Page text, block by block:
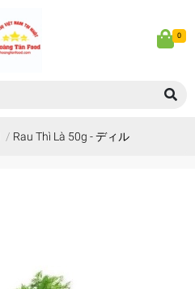
0
/ Rau Thì Là 50g - ディル